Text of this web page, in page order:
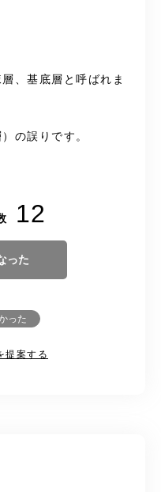
、基底層と呼ばれま
の誤りです。
12
った
った
提案する